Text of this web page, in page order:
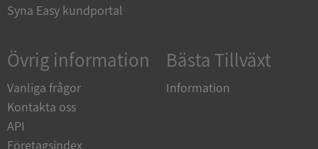
Syna Easy kundportal
Övrig information
Vanliga frågor
Kontakta oss
API
Företagsindex
Bästa Tillväxt
Information
__RequestVerificationToken
Microsoft
Corporation